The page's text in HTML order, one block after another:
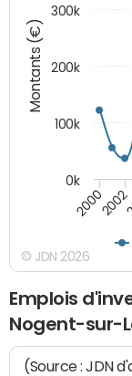
Montants (€)
20002002
0k
100k
200k
300k
© JDN 2026
Emplois
Nogent-sur-
(Source : JDN